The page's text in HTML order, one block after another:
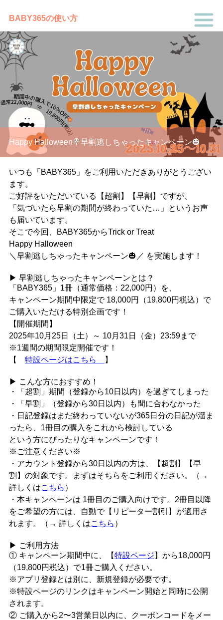
BABY365の使い方
Happy Halloween🍭早割逃しちゃったキャンペーン🎃
いつも「BABY365」をご利用いただきありがとうござい
ます。
ご好評をいただいている【超割】【早割】ですが、
「気づいたら早割の期間が終わっていた…」というお声
も届いています。
そこで今回、BABY365からTrick or Treat
Happy Halloween
＼早割逃しちゃったキャンペーン🎃／ を実施します！
▶ 早割逃しちゃったキャンペーンとは？
「BABY365」1冊（通常価格：22,000円）を、
キャンペーン期間中限定で 18,000円（19,800円税込）で
ご購入いただける特別企画です！
【開催期間】
2025年10月25日（土）～ 10月31日（金）23:59まで
※1週間の期間限定開催です！
【 特設ページはこちら 】
▶ こんな方におすすめ！
・「超割」期間（登録から10日以内）を過ぎてしまった
・「早割」（登録から30日以内）も間に合わなかった
・日記登録はまだ終わっていないが365日分の日記が溜ま
ったら、1冊目の購入をこれから検討している
という方にぴったりなキャンペーンです！
※ご注意ください※
・アカウント登録から30日以内の方は、【超割】【早
割】の対象です。まずはそちらをご利用ください。（→
詳しくはこちら ）
・本キャンペーンは 1冊目のご購入向けです。2冊目以降
をご希望の方には、自動で【リピーター割引】が適用さ
れます。（→ 詳しくはこちら ）
▶ ご利用方法
① キャンペーン期間中に、
【特設ページ 】 から18,000円
（19,800円税込）で1冊ご購入ください。
※アプリ登録とは別に、新規登録が必要です。
※特設ページのリンクはキャンペーン開始と同時に公開
されます。
② ご購入から2〜3営業日以内に、クーポンコードをメー